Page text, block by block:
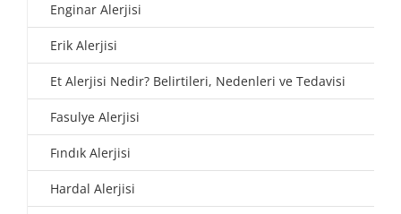
Enginar Alerjisi
Erik Alerjisi
Et Alerjisi Nedir? Belirtileri, Nedenleri ve Tedavisi
Fasulye Alerjisi
Fındık Alerjisi
Hardal Alerjisi